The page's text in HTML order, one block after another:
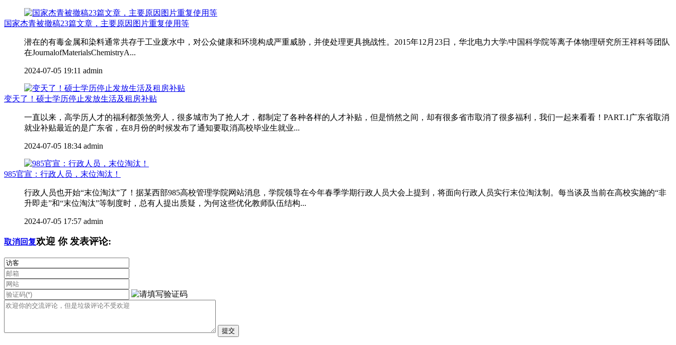
国家杰青被撤稿23篇文章，主要原因图片重复使用等
潜在的有毒金属和染料通常共存于工业废水中，对公众健康和环境构成严重威胁，并使处理更具挑战性。2015年12月23日，华北电力大学/中国科学院等离子体物理研究所王祥科等团队
在JournalofMaterialsChemistryA...
2024-07-05 19:11 admin
变天了！硕士学历停止发放生活及租房补贴
一直以来，高学历人才的福利都羡煞旁人，很多城市为了抢人才，都制定了各种各样的人才补贴，但是悄然之间，却有很多省市取消了很多福利，我们一起来看看！PART.1广东省取消
就业补贴最近的是广东省，在8月份的时候发布了通知要取消高校毕业生就业...
2024-07-05 18:34 admin
985官宣：行政人员，末位淘汰！
行政人员也开始“末位淘汰”了！据某西部985高校管理学院网站消息，学院领导在今年春季学期行政人员大会上提到，将面向行政人员实行末位淘汰制。每当谈及当前在高校实施的“非
升即走”和“末位淘汰”等制度时，总有人提出质疑，为何这些优化教师队伍结构...
2024-07-05 17:57 admin
取消回复欢迎 你发表评论: